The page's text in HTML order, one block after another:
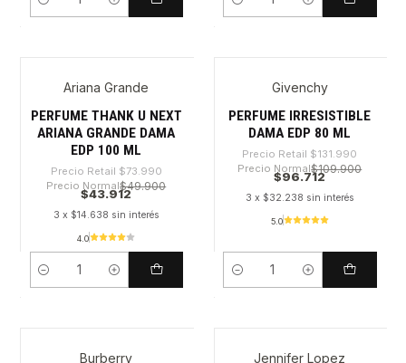
Cantidad Cantidad
-40%Ariana Grande
PERFUME THANK U NEXT
ARIANA GRANDE DAMA
EDP 100 ML
Precio Retail $73.990
Precio Normal$49.900
$43.912
3 x $14.638 sin interés
4.0
Cantidad
Givenchy
PERFUME IRRESISTIBLE
DAMA EDP 80 ML
Precio Retail $131.990
Precio Normal$109.900
$96.712
3 x $32.238 sin interés
5.0
Cantidad
Burberry Jennifer Lopez